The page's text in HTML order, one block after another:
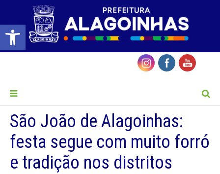
Barra de Ferramentas Aberta
São João de Alagoinhas:
festa segue com muito forró
e tradição nos distritos